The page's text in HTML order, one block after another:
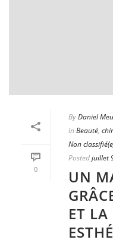
0
ByDaniel
In Beauté,
Non
Postedjuillet
UN
ET LA